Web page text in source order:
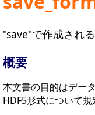
"save"で作成され
概要
本文書の目的はデー
HDF5形式について